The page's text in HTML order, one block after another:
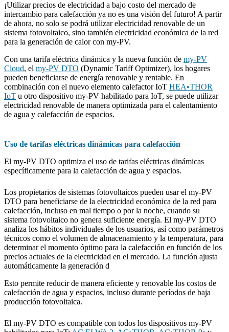
¡Utilizar precios de electricidad a bajo costo del mercado de
intercambio para calefacción ya no es una visión del futuro! A partir
de ahora, no solo se podrá utilizar electricidad renovable de un
sistema fotovoltaico, sino también electricidad económica de la red
para la generación de calor con my-PV.
Con una tarifa eléctrica dinámica y la nueva función de my-PV
Cloud, el my-PV DTO (Dynamic Tariff Optimizer), los hogares
pueden beneficiarse de energía renovable y rentable. En
combinación con el nuevo elemento calefactor IoT HEA•THOR
IoT u otro dispositivo my-PV habilitado para IoT, se puede utilizar
electricidad renovable de manera optimizada para el calentamiento
de agua y calefacción de espacios.
Uso de tarifas eléctricas dinámicas para calefacción
El my-PV DTO optimiza el uso de tarifas eléctricas dinámicas
específicamente para la calefacción de agua y espacios.
Los propietarios de sistemas fotovoltaicos pueden usar el my-PV
DTO para beneficiarse de la electricidad económica de la red para
calefacción, incluso en mal tiempo o por la noche, cuando su
sistema fotovoltaico no genera suficiente energía. El my-PV DTO
analiza los hábitos individuales de los usuarios, así como parámetros
técnicos como el volumen de almacenamiento y la temperatura, para
determinar el momento óptimo para la calefacción en función de los
precios actuales de la electricidad en el mercado. La función ajusta
automáticamente la generación d
Esto permite reducir de manera eficiente y renovable los costos de
calefacción de agua y espacios, incluso durante períodos de baja
producción fotovoltaica.
El my-PV DTO es compatible con todos los dispositivos my-PV